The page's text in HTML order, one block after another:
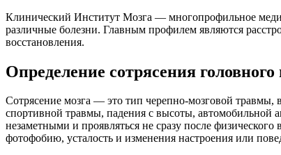
Клинический Институт Мозга — многопрофильное
различные болезни. Главным профилем являются
восстановления.
Определение сотрясения головного
Сотрясение мозга — это тип черепно-мозговой травмы,
спортивной травмы, падения с высоты, автомобильной
незаметными и проявляться не сразу после
фотофобию, усталость и изменения настроения или